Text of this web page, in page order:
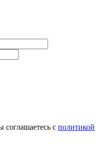
соглашаетесь с политикой